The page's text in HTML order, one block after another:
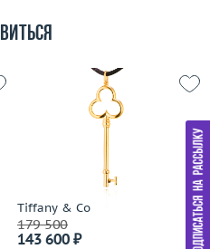
Tiffany & Co
179 500
143 600 ₽